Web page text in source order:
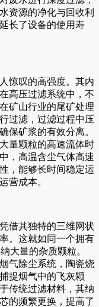
资源的净化与回收利
长了设备的使用寿
惊叹的高强度。其内
高压过滤系统中，不
矿山行业的尾矿处理
过滤，过滤过程中压
保矿浆的有效分离。
量颗粒的高速流体时
，高温含尘气体高速
，能够长时间稳定运
营成本。
借其独特的三维网状
。这就如同一个拥有
大量的杂质颗粒。
气除尘系统，陶瓷烧
捉烟气中的飞灰颗
传统过滤材料，其纳
的频繁更换，提高了